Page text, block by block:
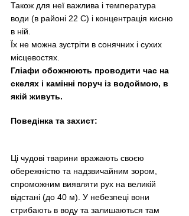
Також для неї важлива і температура
води (в районі 22 С) і концентрація кисню
в ній.
Їх не можна зустріти в сонячних і сухих
місцевостях.
Гліафи обожнюють проводити час на
скелях і камінні поруч із водоймою, в
якій живуть.
Поведінка та захист:
Ці чудові тварини вражають своєю
обережністю та надзвичайним зором,
спроможним виявляти рух на великій
відстані (до 40 м). У небезпеці вони
стрибають в воду та залишаються там